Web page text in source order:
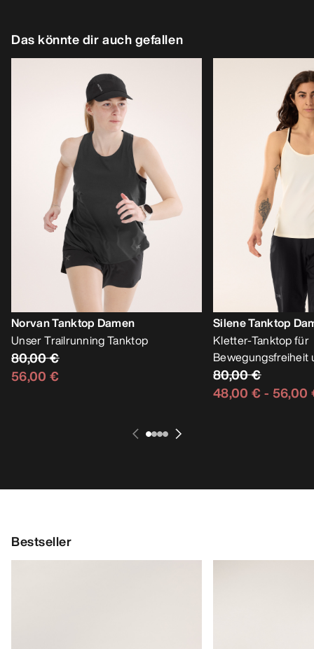
Das könnte dir auch gefallen
Norvan Tanktop Damen
Unser Trailrunning Tanktop
80,00 €
56,00 €
Silene Tanktop
Kletter-Tanktop für
Bewegungsfreiheit
80,00 €
48,00 €- 56,00
Bestseller